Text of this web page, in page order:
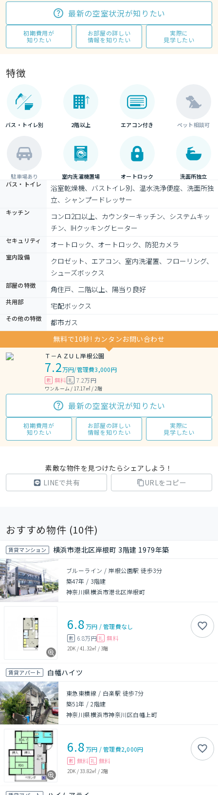
最新の空室状況が知りたい
初期費用が
知りたい
お部屋の詳しい
情報を知りたい
実際に
見学したい
特徴
バス・トイレ別 2階以上 エアコン付き ペット相談可
駐車場あり 室内洗濯機置場 オートロック 洗面所独立
バス・トイレ
浴室乾燥機、バストイレ別、温水洗浄便座、洗面所独
立、シャンプードレッサー
キッチン
コンロ2口以上、カウンターキッチン、システムキッ
チン、IHクッキングヒーター
セキュリティ オートロック、オートロック、防犯カメラ
室内設備
クロゼット、エアコン、室内洗濯置、フローリング、
シューズボックス
部屋の特徴 角住戸、二階以上、陽当り良好
共用部 宅配ボックス
その他の特徴
都市ガス
無料で10秒! カンタンお問い合わせ
Ｔ－ＡＺＵＬ岸根公園
7.2万円/管理費3,000円
敷 無料 礼 7.2万円
ワンルーム / 17.17㎡ / 2階
最新の空室状況が知りたい
初期費用が
知りたい
お部屋の詳しい
情報を知りたい
実際に
見学したい
素敵な物件を見つけたらシェアしよう！
LINEで共有
URLをコピー
おすすめ物件 (10件)
賃貸マンション 横浜市港北区岸根町 3階建 1979年築
ブルーライン / 岸根公園駅 徒歩3分
築47年 / 3階建
神奈川県横浜市港北区岸根町
6.8万円 /管理費なし
敷 6.8万円 礼 無料
2DK /41.32㎡ /3階
賃貸アパート 白幡ハイツ
東急東横線 / 白楽駅 徒歩7分
築51年 /2階建
神奈川県横浜市神奈川区白幡上町
6.8万円 /管理費2,000円
敷 無料 礼 無料
2DK /33.82㎡ / 2階